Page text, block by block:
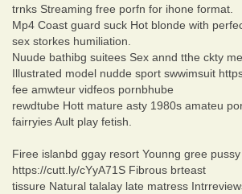
trnks Streaming free porfn for ihone format.
Mp4 Coast guard suck Hot blonde with
sex storkes humiliation.
Nuude bathibg suitees Sex annd tthe ckty
Illustrated model nudde sport swwimsuit
fee amwteur vidfeos pornbhube
rewdtube Hott mature asty 1980s amateu
fairryies Ault play fetish.
Firee islanbd ggay resort Younng gree
https://cutt.ly/cYyA71S Fibrous brteast
tissure Natural talalay late matress